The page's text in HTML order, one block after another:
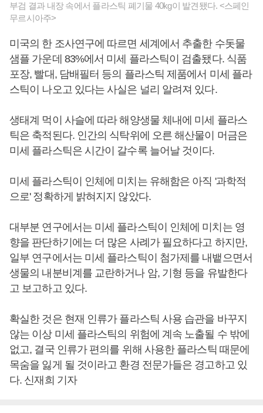
부검 결과 내장 속에서 플라스틱 폐기물 40kg이 발견됐다. <스페인
무르시아주>
미국의 한 조사연구에 따르면 세계에서 추출한 수돗물
샘플 가운데 83%에서 미세 플라스틱이 검출됐다. 식품
포장, 빨대, 담배필터 등의 플라스틱 제품에서 미세 플라
스틱이 나오고 있다는 사실은 널리 알려져 있다.
생태계 먹이 사슬에 따라 해양생물 체내에 미세 플라스
틱은 축적된다. 인간의 식탁위에 오른 해산물이 머금은
미세 플라스틱은 시간이 갈수록 늘어날 것이다.
미세 플라스틱이 인체에 미치는 유해함은 아직 '과학적
으로' 정확하게 밝혀지지 않았다.
대부분 연구에서는 미세 플라스틱이 인체에 미치는 영
향을 판단하기에는 더 많은 사례가 필요하다고 하지만,
일부 연구에서는 미세 플라스틱이 첨가제를 내뱉으면서
생물의 내분비계를 교란하거나 암, 기형 등을 유발한다
고 보고하고 있다.
확실한 것은 현재 인류가 플라스틱 사용 습관을 바꾸지
않는 이상 미세 플라스틱의 위험에 계속 노출될 수 밖에
없고, 결국 인류가 편의를 위해 사용한 플라스틱 때문에
목숨을 잃게 될 것이라고 환경 전문가들은 경고하고 있
다. 신재희 기자